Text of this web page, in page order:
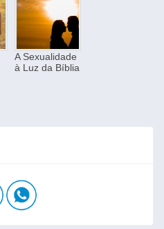
A Sexualidade
à Luz da Bíblia